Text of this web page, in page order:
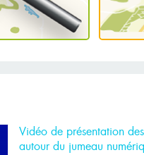
Vidéo de présentation
autour du jumeau